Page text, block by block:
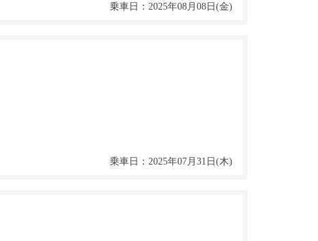
乗車日：2025年08月08日(金)
乗車日：2025年07月31日(木)